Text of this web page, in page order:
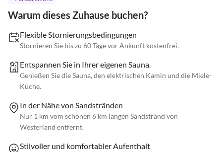
Warum dieses Zuhause buchen?
Flexible Stornierungsbedingungen
Stornieren Sie bis zu 60 Tage vor Ankunft kostenfrei.
Entspannen Sie in Ihrer eigenen Sauna.
Genießen Sie die Sauna, den elektrischen Kamin und die Miele-
Küche.
In der Nähe von Sandstränden
Nur 1 km vom schönen 6 km langen Sandstrand von
Westerland entfernt.
Stilvoller und komfortabler Aufenthalt